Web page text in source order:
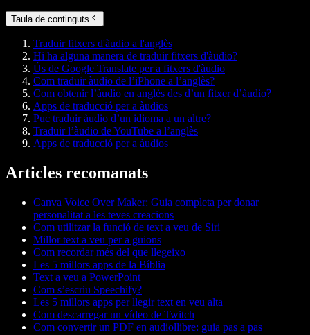
Taula de continguts
Traduir fitxers d'àudio a l'anglès
Hi ha alguna manera de traduir fitxers d'àudio?
Ús de Google Translate per a fitxers d'àudio
Com traduir àudio de l’iPhone a l’anglès?
Com obtenir l’àudio en anglès des d’un fitxer d’àudio?
Apps de traducció per a àudios
Puc traduir àudio d’un idioma a un altre?
Traduir l’àudio de YouTube a l’anglès
Apps de traducció per a àudios
Articles recomanats
Canva Voice Over Maker: Guia completa per donar
personalitat a les teves creacions
Com utilitzar la funció de text a veu de Siri
Millor text a veu per a guions
Com recordar més del que llegeixo
Les 5 millors apps de la Bíblia
Text a veu a PowerPoint
Com s’escriu Speechify?
Les 5 millors apps per llegir text en veu alta
Com descarregar un vídeo de Twitch
Com convertir un PDF en audiollibre: guia pas a pas